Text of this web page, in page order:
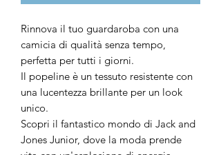
Rinnova il tuo guardaroba con una
camicia di qualità senza tempo,
perfetta per tutti i giorni.
Il popeline è un tessuto resistente con
una lucentezza brillante per un look
unico.
Scopri il fantastico mondo di Jack and
Jones Junior, dove la moda prende